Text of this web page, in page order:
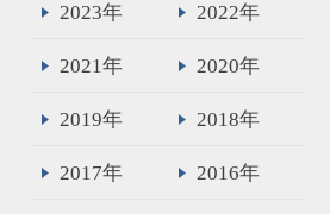
2023年 2022年
2021年 2020年
2019年 2018年
2017年 2016年